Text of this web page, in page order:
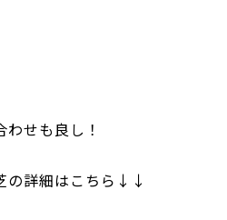
せも良し！
の詳細はこちら↓↓